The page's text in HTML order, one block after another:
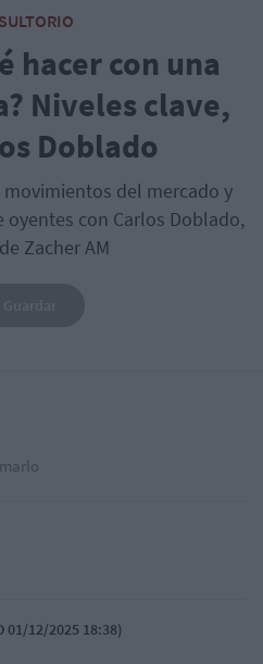
hacer con una
Niveles clave,
Doblado
del mercado y
con Carlos Doblado,
Zacher AM
01/12/2025 18:38)